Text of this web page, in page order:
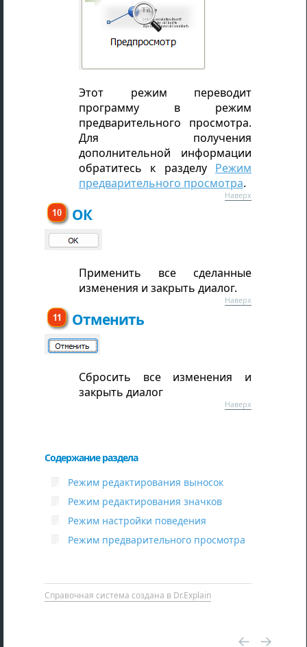
Этот режим переводит
программу в режим
предварительного просмотра.
Для получения
дополнительной информации
обратитесь к разделу Режим
предварительного просмотра.
Наверх
ОК
Применить все сделанные
изменения и закрыть диалог.
Наверх
Отменить
Сбросить все изменения и
закрыть диалог
Наверх
Содержание раздела
Режим редактирования выносок
Режим редактирования значков
Режим настройки поведения
Режим предварительного просмотра
Справочная система создана в Dr.Explain